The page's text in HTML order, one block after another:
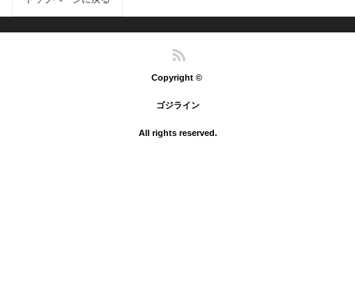
Copyright ©
ゴジライン
All rights reserved.